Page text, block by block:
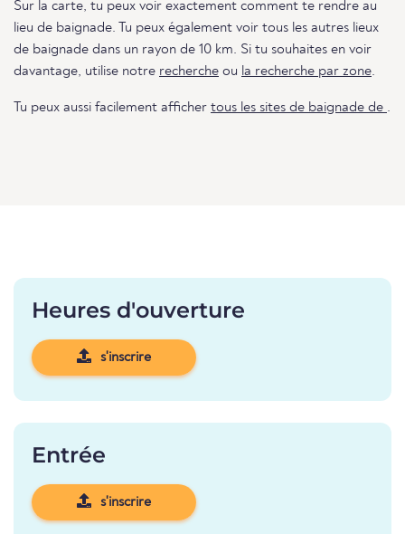
Sur la carte, tu peux voir exactement comment te rendre au
lieu de baignade. Tu peux également voir tous les autres lieux
de baignade dans un rayon de 10 km. Si tu souhaites en voir
davantage, utilise notre recherche ou la recherche par zone.
Tu peux aussi facilement afficher tous les sites de baignade de .
Heures d'ouverture
s'inscrire
Entrée
s'inscrire